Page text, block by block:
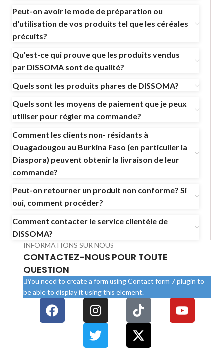
Peut-on avoir le mode de préparation ou
d'utilisation de vos produits tel que les céréales
précuits?
Qu'est-ce qui prouve que les produits vendus
par DISSOMA sont de qualité?
Quels sont les produits phares de DISSOMA?
Quels sont les moyens de paiement que je peux
utiliser pour régler ma commande?
Comment les clients non- résidants à
Ouagadougou au Burkina Faso (en particulier la
Diaspora) peuvent obtenir la livraison de leur
commande?
Peut-on retourner un produit non conforme? Si
oui, comment procéder?
Comment contacter le service clientèle de
DISSOMA?
INFORMATIONS SUR NOUS
CONTACTEZ-NOUS POUR TOUTE
QUESTION
You need to create a form using Contact form 7 plugin to
be able to display it using this element.